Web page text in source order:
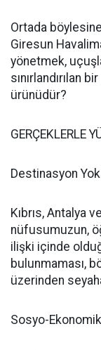
Ortada
Giresun
yönetmek,
sınırlandırılan
ürünüdür?
GERÇEKLERLE
Destinasyon
Kıbrıs, Antalya
nüfusumuzun,
ilişki içinde
bulunmaması,
üzerinden
Sosyo-Ekonomik